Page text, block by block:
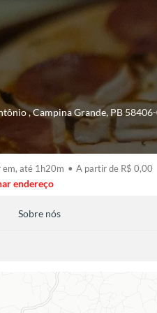
,Campina Grande, PB
em, até 1h20m • A partir de R$ 0,00
endereço
Sobre nós